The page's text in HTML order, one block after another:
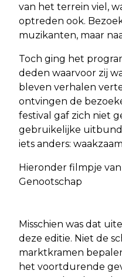
van het terrein viel,
optreden ook.
muzikanten, maar
Toch ging het
deden waarvoor zij
bleven verhalen
ontvingen de
festival gaf zich niet
gebruikelijke
iets anders:
Hieronder filmpje
Genootschap
Misschien was dat
deze editie. Niet de
marktkramen
het voortdurende